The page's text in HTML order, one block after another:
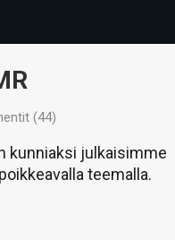
(44)
kunniaksi julkaisimme
teemalla.